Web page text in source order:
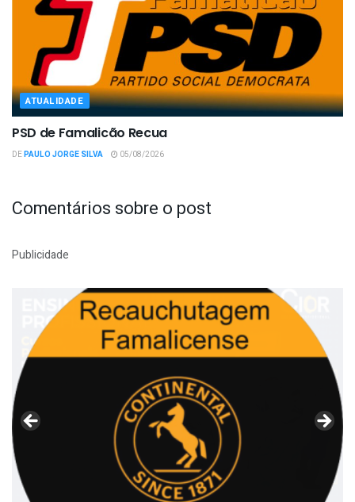
ATUALIDADE
PSD de Famalicão Recua
DEPAULO JORGE SILVA 05/08/2026
Comentários sobre o post
Publicidade